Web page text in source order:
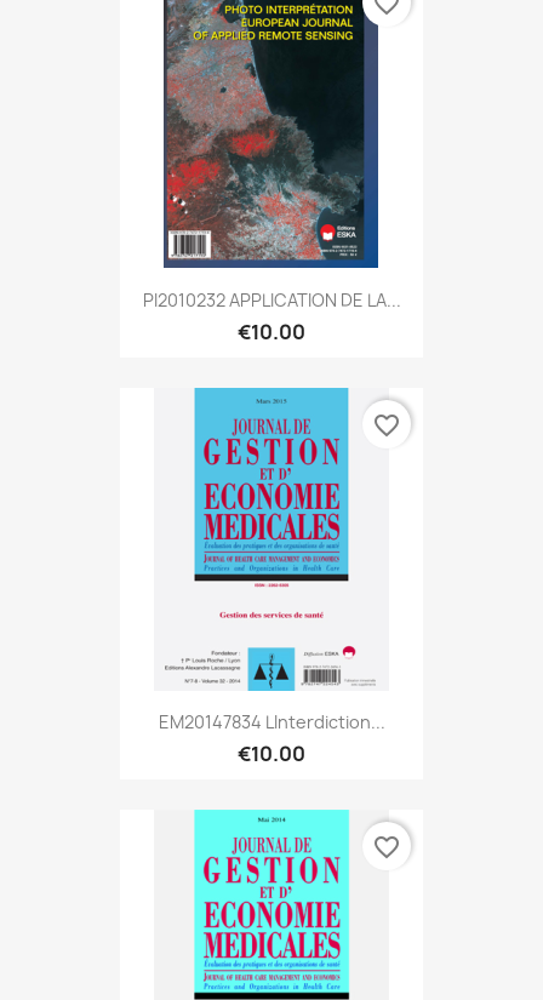
PI2010232 APPLICATION DE LA...
€10.00
EM20147834 Linterdiction...
€10.00
favorite_border
favorite_border